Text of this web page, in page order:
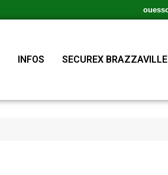
INFOS SECUREX BRAZZAVILLE